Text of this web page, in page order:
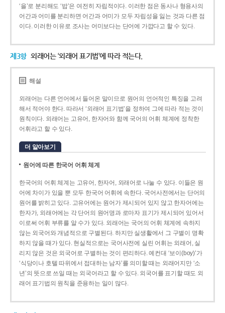
‘을’로 분리해도 ‘밥’은 여전히 자립적이다. 이러한 점은 동사나 형용사의
어간과 어미를 분리하면 어간과 어미가 모두 자립성을 잃는 것과 다른 점
이다. 이러한 이유로 조사는 어미보다는 단어에 가깝다고 할 수 있다.
제3항 외래어는 ‘외래어 표기법’에 따라 적는다.
해설
외래어는 다른 언어에서 들어온 말이므로 원어의 언어적인 특징을 고려
해서 적어야 한다. 따라서 ‘외래어 표기법’을 정하여 그에 따라 적는 것이
원칙이다. 외래어는 고유어, 한자어와 함께 국어의 어휘 체계에 정착한
어휘라고 할 수 있다.
더 알아보기
원어에 따른 한국어 어휘 체계
한국어의 어휘 체계는 고유어, 한자어, 외래어로 나눌 수 있다. 이들은 원
어에 차이가 있을 뿐 모두 한국어 어휘에 속한다. 국어사전에서는 단어의
원어를 밝히고 있다. 고유어에는 원어가 제시되어 있지 않고 한자어에는
한자가, 외래어에는 각 단어의 원어명과 로마자 표기가 제시되어 있어서
이로써 어휘 부류를 알 수가 있다. 외래어는 국어의 어휘 체계에 속하지
않는 외국어와 개념적으로 구별된다. 하지만 실생활에서 그 구별이 명확
하지 않을 때가 있다. 현실적으로는 국어사전에 실린 어휘는 외래어, 실
리지 않은 것은 외국어로 구별하는 것이 편리하다. 예컨대 ‘보이(boy)’가
‘식당이나 호텔 따위에서 접대하는 남자’를 의미할 때는 외래어지만 ‘소
년’의 뜻으로 쓰일 때는 외국어라고 할 수 있다. 외국어를 표기할 때도 외
래어 표기법의 원칙을 준용하는 일이 많다.